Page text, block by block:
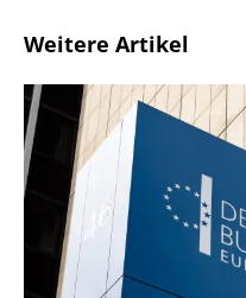
Weitere Artikel